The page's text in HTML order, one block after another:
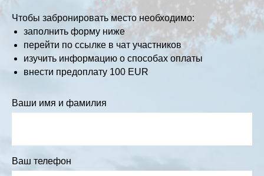
Чтобы забронировать место необходимо:
заполнить форму ниже
перейти по ссылке в чат участников
изучить информацию о способах оплаты
внести предоплату 100 EUR
Ваши имя и фамилия
Ваш телефон